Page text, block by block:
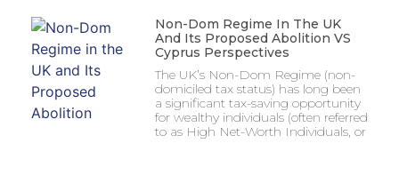
Non-Dom Regime In The UK
And Its Proposed Abolition VS
Cyprus Perspectives
The UK’s Non-Dom Regime (non-
domiciled tax status) has long been
a significant tax-saving opportunity
for wealthy individuals (often referred
to as High Net-Worth Individuals, or